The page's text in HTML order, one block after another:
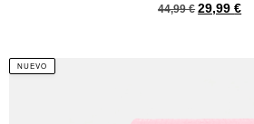
44,99€ 29,99€
NUEVO